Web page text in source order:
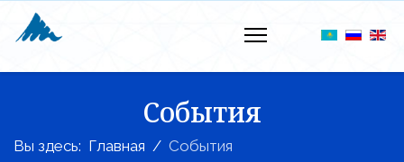
События
Вы здесь: Главная События